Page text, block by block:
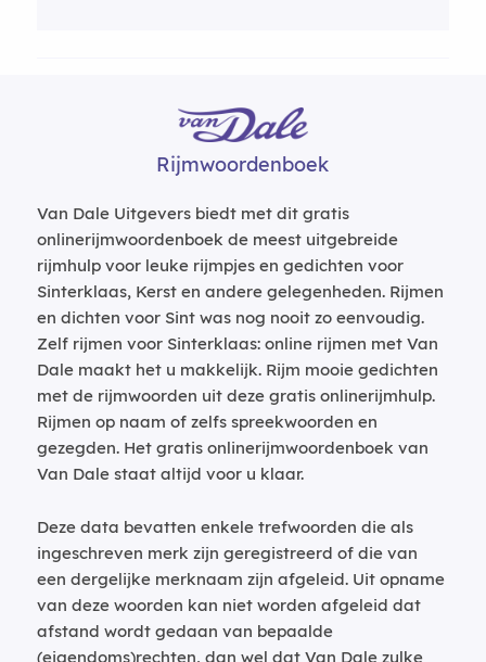
Rijmwoordenboek
Van Dale Uitgevers biedt met dit gratis
onlinerijmwoordenboek de meest uitgebreide
rijmhulp voor leuke rijmpjes en gedichten voor
Sinterklaas, Kerst en andere gelegenheden. Rijmen
en dichten voor Sint was nog nooit zo eenvoudig.
Zelf rijmen voor Sinterklaas: online rijmen met Van
Dale maakt het u makkelijk. Rijm mooie gedichten
met de rijmwoorden uit deze gratis onlinerijmhulp.
Rijmen op naam of zelfs spreekwoorden en
gezegden. Het gratis onlinerijmwoordenboek van
Van Dale staat altijd voor u klaar.
Deze data bevatten enkele trefwoorden die als
ingeschreven merk zijn geregistreerd of die van
een dergelijke merknaam zijn afgeleid. Uit opname
van deze woorden kan niet worden afgeleid dat
afstand wordt gedaan van bepaalde
(eigendoms)rechten, dan wel dat Van Dale zulke